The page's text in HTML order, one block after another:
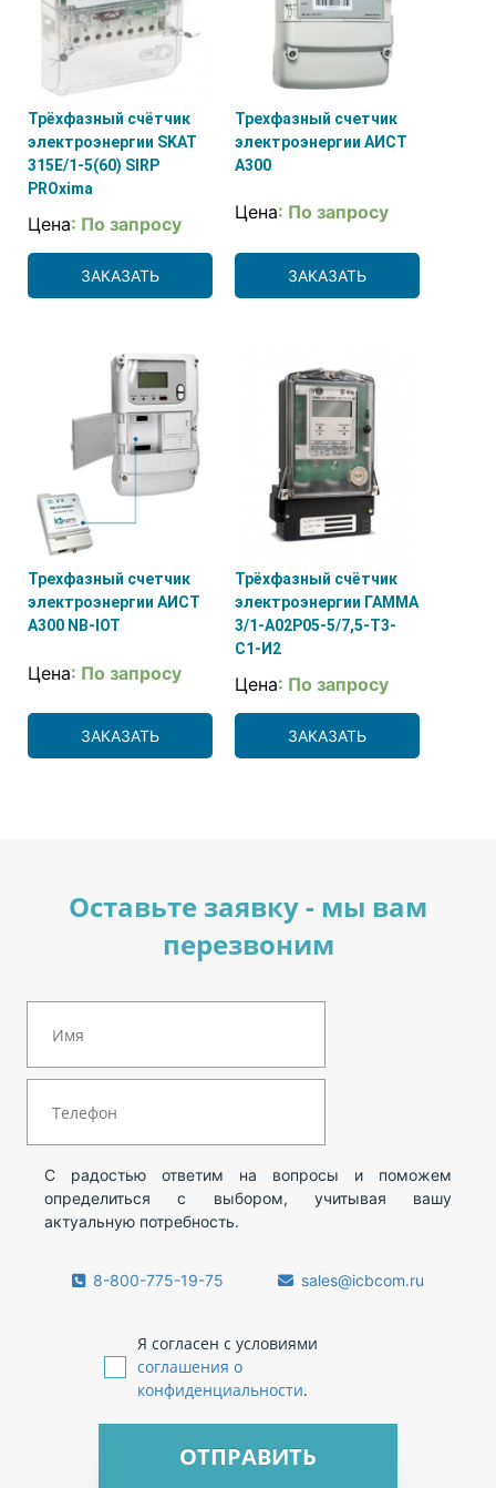
Трёхфазный счётчик
электроэнергии SKAT
315E/1-5(60) SIRP
PROxima
Цена: По запросу
ЗАКАЗАТЬ
Трехфазный счетчик
электроэнергии АИСТ
А300
Цена: По запросу
ЗАКАЗАТЬ
Трехфазный счетчик
электроэнергии АИСТ
А300 NB-IOT
Цена: По запросу
ЗАКАЗАТЬ
Трёхфазный счётчик
электроэнергии ГАММА
3/1-А02Р05-5/7,5-Т3-
С1-И2
Цена: По запросу
ЗАКАЗАТЬ
Оставьте заявку - мы вам
перезвоним
С радостью ответим на вопросы и поможем
определиться с выбором, учитывая вашу
актуальную потребность.
8-800-775-19-75 sales@icbcom.ru
Я согласен с условиями
соглашения о
конфиденциальности.
ОТПРАВИТЬ